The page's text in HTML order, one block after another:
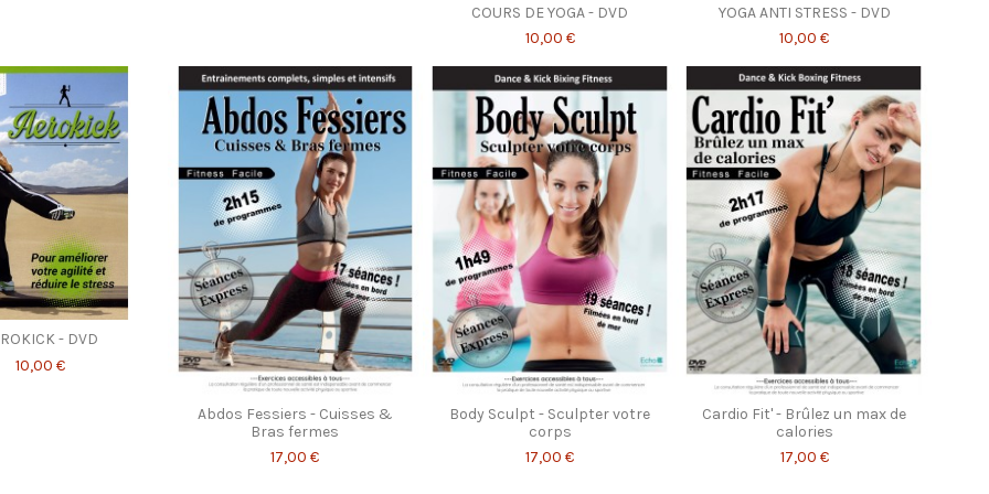
COURS DE YOGA - DVD
10,00 €
YOGA ANTI STRESS - DVD
10,00 €
- DVD
10,00 €
Abdos Fessiers - Cuisses &
Bras fermes
17,00 €
Body Sculpt - Sculpter votre
corps
17,00 €
Cardio Fit' - Brûlez un max de
calories
17,00 €